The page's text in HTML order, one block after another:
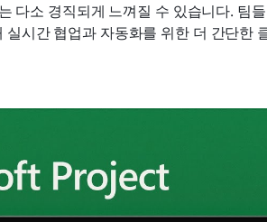
다소 경직되게 느껴질 수 있습니다. 팀
시간 협업과 자동화를 위한 더 간단한